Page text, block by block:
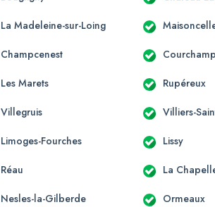
La Madeleine-sur-Loing
Champcenest Courchamp
Les Marets Rupéreux
Villegruis Villiers-
Limoges-Fourches Lissy
Réau La
Nesles-la-Gilberde Ormeaux